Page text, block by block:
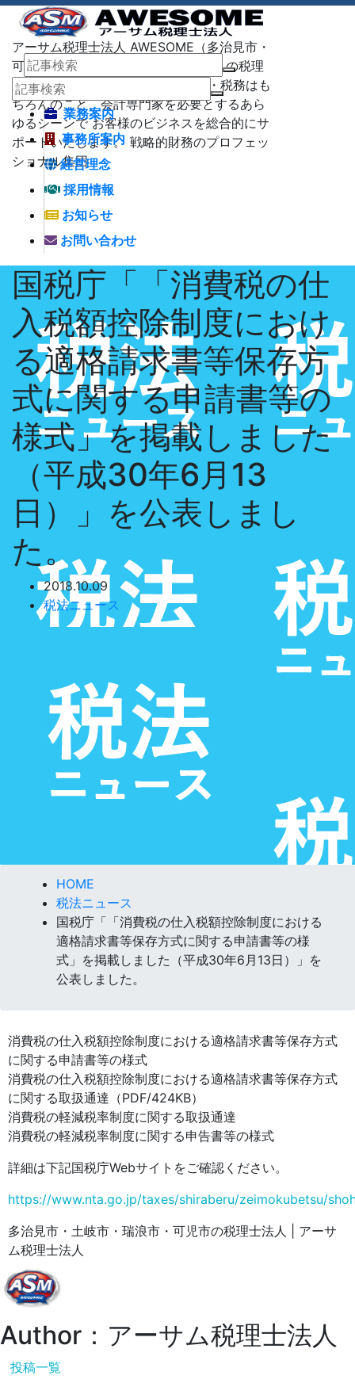
アーサム税理士法人 AWESOME（多治見市・
可児市・瑞浪市・土岐市） -地域No1 の税理
士法人 アーサム税理士法人 – 会計・税務はも
ちろんのこと、会計専門家を必要とするあら
ゆるシーンで お客様のビジネスを総合的にサ
ポートいたします。 戦略的財務のプロフェッ
ショナル集団
業務案内
事務所案内
経営理念
採用情報
お知らせ
お問い合わせ
国税庁「「消費税の仕
入税額控除制度におけ
る適格請求書等保存方
式に関する申請書等の
様式」を掲載しました
（平成30年6月13
日）」を公表しまし
た。
2018.10.09
税法ニュース
HOME
税法ニュース
国税庁「「消費税の仕入税額控除制度における
適格請求書等保存方式に関する申請書等の様
式」を掲載しました（平成30年6月13日）」を
公表しました。
消費税の仕入税額控除制度における適格請求書等保存方式
に関する申請書等の様式
消費税の仕入税額控除制度における適格請求書等保存方式
に関する取扱通達（PDF/424KB）
消費税の軽減税率制度に関する取扱通達
消費税の軽減税率制度に関する申告書等の様式
詳細は下記国税庁Webサイトをご確認ください。
https://www.nta.go.jp/taxes/shiraberu/zeimokubetsu/
多治見市・土岐市・瑞浪市・可児市の税理士法人 | アーサ
ム税理士法人
Author：アーサム税理士法人
投稿一覧